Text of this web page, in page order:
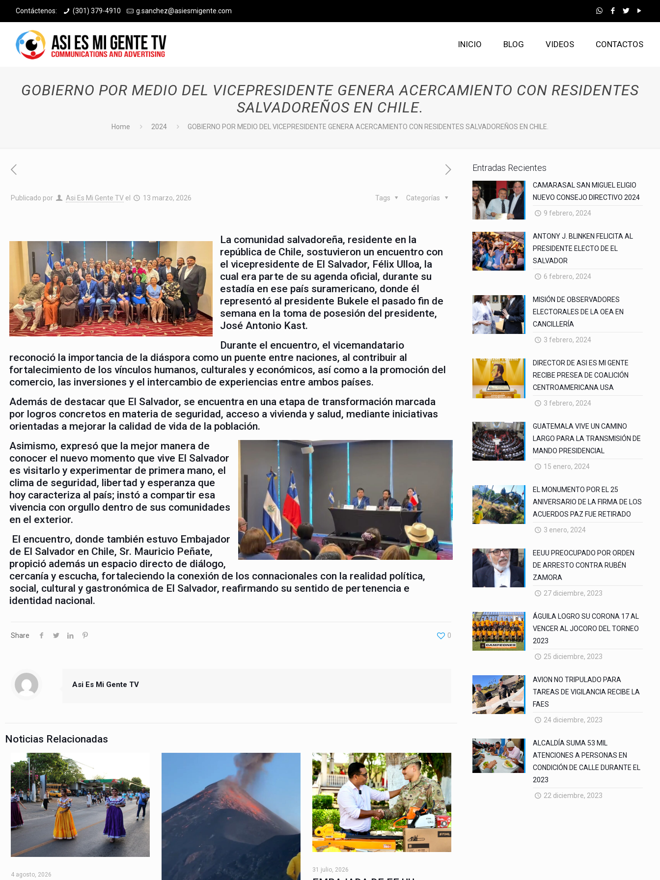
Contáctenos: (301) 379-4910 g.sanchez@asiesmigente.com
INICIO BLOG VIDEOS CONTACTOS
GOBIERNO POR MEDIO DEL VICEPRESIDENTE GENERA ACERCAMIENTO CON RESIDENTES
SALVADOREÑOS EN CHILE.
Home 2024 GOBIERNO POR MEDIO DEL VICEPRESIDENTE GENERA ACERCAMIENTO CON RESIDENTES SALVADOREÑOS EN CHILE.
Publicado por Asi Es Mi Gente TV el 13 marzo, 2026 Categorías
Tags
La comunidad salvadoreña, residente en la
república de Chile, sostuvieron un encuentro con
el vicepresidente de El Salvador, Félix Ulloa, la
cual era parte de su agenda oficial, durante su
estadía en ese país suramericano, donde él
representó al presidente Bukele el pasado fin de
semana en la toma de posesión del presidente,
José Antonio Kast.
Durante el encuentro, el vicemandatario
reconoció la importancia de la diáspora como un puente entre naciones, al contribuir al
fortalecimiento de los vínculos humanos, culturales y económicos, así como a la promoción del
comercio, las inversiones y el intercambio de experiencias entre ambos países.
Además de destacar que El Salvador, se encuentra en una etapa de transformación marcada
por logros concretos en materia de seguridad, acceso a vivienda y salud, mediante iniciativas
orientadas a mejorar la calidad de vida de la población.
Asimismo, expresó que la mejor manera de
conocer el nuevo momento que vive El Salvador
es visitarlo y experimentar de primera mano, el
clima de seguridad, libertad y esperanza que
hoy caracteriza al país; instó a compartir esa
vivencia con orgullo dentro de sus comunidades
en el exterior.
El encuentro, donde también estuvo Embajador
de El Salvador en Chile, Sr. Mauricio Peñate,
propició además un espacio directo de diálogo,
cercanía y escucha, fortaleciendo la conexión de los connacionales con la realidad política,
social, cultural y gastronómica de El Salvador, reafirmando su sentido de pertenencia e
identidad nacional.
Share 0
Asi Es Mi Gente TV
Noticias Relacionadas
4 agosto, 2026
31 julio, 2026
Entradas Recientes
CAMARASAL SAN MIGUEL ELIGIO
NUEVO CONSEJO DIRECTIVO 2024
9 febrero, 2024
ANTONY J. BLINKEN FELICITA AL
PRESIDENTE ELECTO DE EL
SALVADOR
6 febrero, 2024
MISIÓN DE OBSERVADORES
ELECTORALES DE LA OEA EN
CANCILLERÍA
3 febrero, 2024
DIRECTOR DE ASI ES MI GENTE
RECIBE PRESEA DE COALICIÓN
CENTROAMERICANA USA
3 febrero, 2024
GUATEMALA VIVE UN CAMINO
LARGO PARA LA TRANSMISIÓN DE
MANDO PRESIDENCIAL
15 enero, 2024
EL MONUMENTO POR EL 25
ANIVERSARIO DE LA FIRMA DE LOS
ACUERDOS PAZ FUE RETIRADO
3 enero, 2024
EEUU PREOCUPADO POR ORDEN
DE ARRESTO CONTRA RUBÉN
ZAMORA
27 diciembre, 2023
ÁGUILA LOGRO SU CORONA 17 AL
VENCER AL JOCORO DEL TORNEO
2023
25 diciembre, 2023
AVION NO TRIPULADO PARA
TAREAS DE VIGILANCIA RECIBE LA
FAES
24 diciembre, 2023
ALCALDÍA SUMA 53 MIL
ATENCIONES A PERSONAS EN
CONDICIÓN DE CALLE DURANTE EL
2023
22 diciembre, 2023